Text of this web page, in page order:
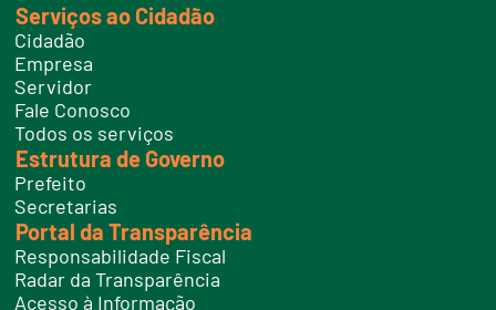
t
e
l
f
o
e
s
Serviços ao Cidadão
Cidadão
Empresa
Servidor
Fale Conosco
Todos os serviços
Estrutura de Governo
Prefeito
Secretarias
Portal da Transparência
Responsabilidade Fiscal
Radar da Transparência
Acesso à Informação